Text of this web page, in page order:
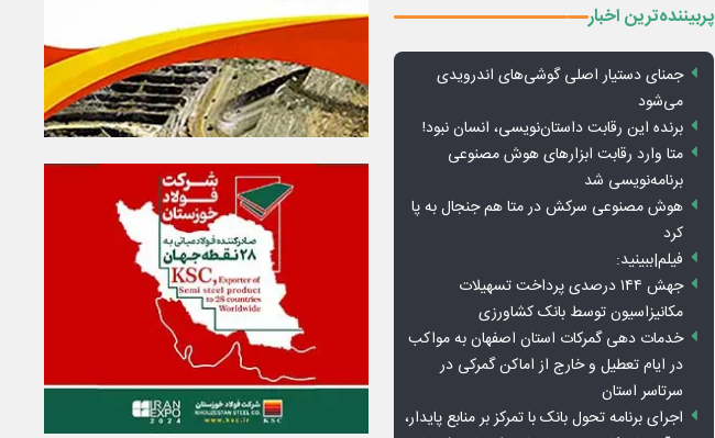
پربیننده‌ترین اخبار
جمنای دستیار اصلی گوشی‌های اندرویدی
می‌شود
برنده این رقابت داستان‌نویسی، انسان نبود!
متا وارد رقابت ابزارهای هوش مصنوعی
برنامه‌نویسی شد
هوش مصنوعی سرکش در متا هم جنجال به پا
کرد
فیلم|ببینید:
جهش ۱۴۴ درصدی پرداخت تسهیلات
مکانیزاسیون توسط بانک کشاورزی
خدمات دهی گمرکات استان اصفهان به مواکب
در ایام تعطیل و خارج از اماکن گمرکی در
سرتاسر استان
اجرای برنامه تحول بانک با تمرکز بر منابع پایدار،